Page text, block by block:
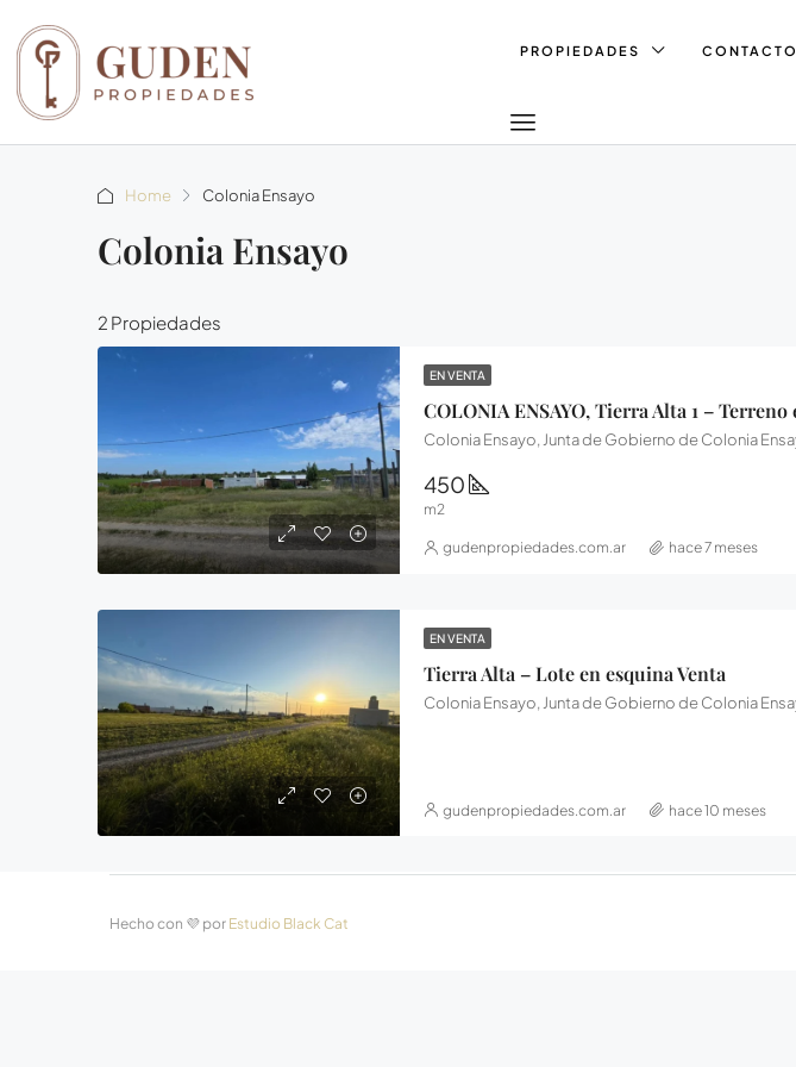
PROPIEDADES CONTACTO
Home Colonia Ensayo
Colonia Ensayo
2 Propiedades
EN VENTA
450
m2
gudenpropiedades.com.ar hace 7 meses
EN VENTA
Tierra Alta – Lote en esquina Venta
gudenpropiedades.com.ar hace 10 meses
Hecho con 💜 por Estudio Black Cat